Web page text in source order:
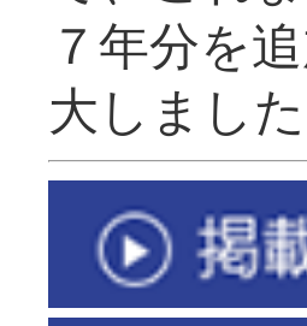
７年分を
大し